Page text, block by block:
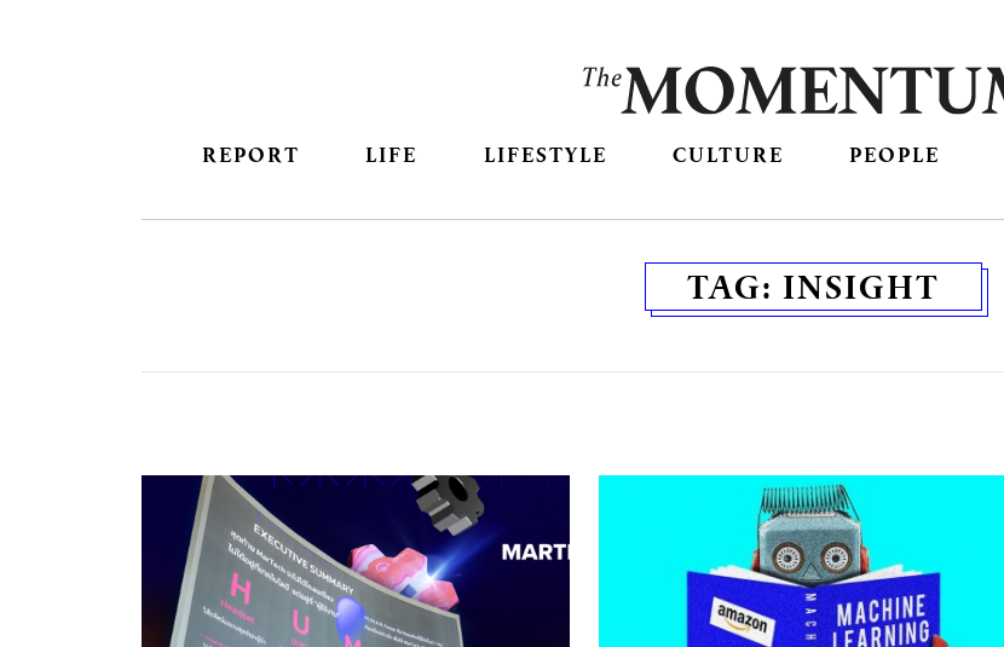
REPORT LIFE LIFESTYLE CULTURE PEOPLE
TAG: INSIGHT